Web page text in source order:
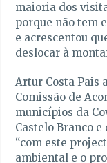
maioria dos
porque não tem
e acrescentou
deslocar à
Artur Costa Pais
Comissão de
municípios da
Castelo Branco
“com este
ambiental e o